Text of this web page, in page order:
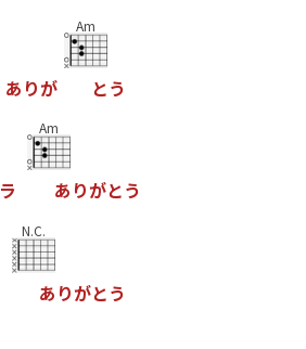
あ りが
Am
とう
ラ
Am
あ りがとう
N.C.
あ りがとう